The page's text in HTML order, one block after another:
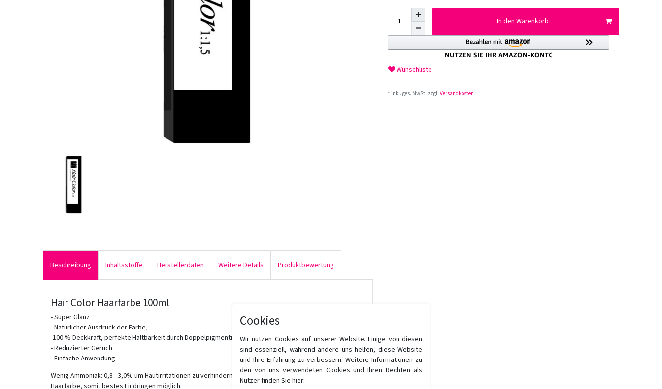
In den Warenkorb
Wunschliste
* inkl. ges. MwSt. zzgl. Versandkosten
Beschreibung Inhaltsstoffe Herstellerdaten Weitere Details Produktbewertung
Hair Color Haarfarbe 100ml
- Super Glanz
- Natürlicher Ausdruck der Farbe,
-100 % Deckkraft, perfekte Haltbarkeit durch Doppelpigmentierung
- Reduzierter Geruch
- Einfache Anwendung
Wenig Ammoniak: 0,8 - 3,0% um Hautirritationen zu verhindern positive Ladung der Pflege in der
Haarfarbe, somit bestes Eindringen möglich.
Cookies
Wir nutzen Cookies auf unserer Website. Einige von diesen
sind essenziell, während andere uns helfen, diese Website
und Ihre Erfahrung zu verbessern. Weitere Informationen zu
den von uns verwendeten Cookies und Ihren Rechten als
Nutzer finden Sie hier: